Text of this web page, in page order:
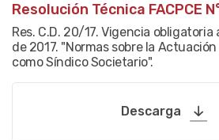
Resolución Técnica FACPCE
Res. C.D. 20/17. Vigencia obligatoria
de 2017. "Normas sobre la
como Síndico Societario".
Descarga